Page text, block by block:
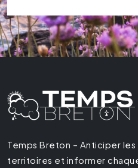
Temps Breton – Anticiper
territoires et informer